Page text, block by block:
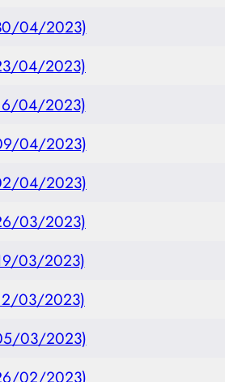
04/2023)
04/2023)
04/2023)
04/2023)
04/2023)
03/2023)
03/2023)
03/2023)
03/2023)
02/2023)